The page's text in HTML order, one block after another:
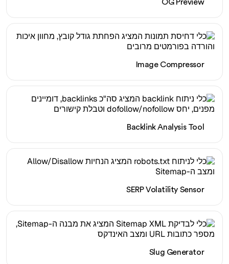
OG Preview
Image Compressor
Backlink Analysis Tool
SERP Volatility Sensor
Slug Generator